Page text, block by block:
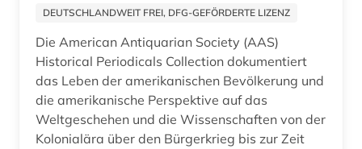
geschichte 1838-1852 (1)
geschichte 1853-1865 (2)
geschichte 1866-1877 (1)
Suedamerika (6)
Suedasien (1)
Suedostasien (3)
DEUTSCHLANDWEIT FREI, DFG-GEFÖRDERTE LIZENZ
Die American Antiquarian Society (AAS)
Historical Periodicals Collection dokumentiert
das Leben der amerikanischen Bevölkerung und
die amerikanische Perspektive auf das
Weltgeschehen und die Wissenschaften von der
Kolonialära über den Bürgerkrieg bis zur Zeit